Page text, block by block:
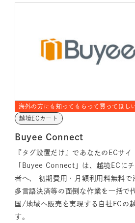
海外の方にも知ってもらって買ってほし
越境ECカート
Buyee Connect
『タグ設置だけ』であなたのECサ
「Buyee Connect」は、越境ECに
者へ、 初期費用・月額利用料無料で
多言語決済等の面倒な作業を一括で
国/地域へ販売を実現する自社ECの
す。